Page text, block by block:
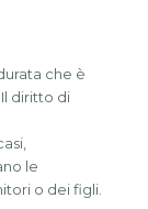
che è
diritto di
le
o dei figli.